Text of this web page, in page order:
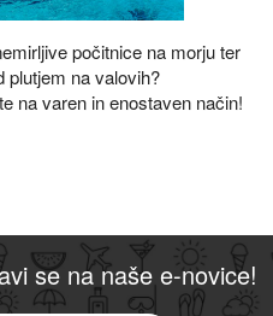
počitnice na morju ter
plutjem na valovih?
na varen in enostaven način!
se na naše e-novice!